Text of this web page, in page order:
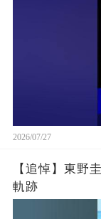
2026/07/27
【追悼】東野
軌跡